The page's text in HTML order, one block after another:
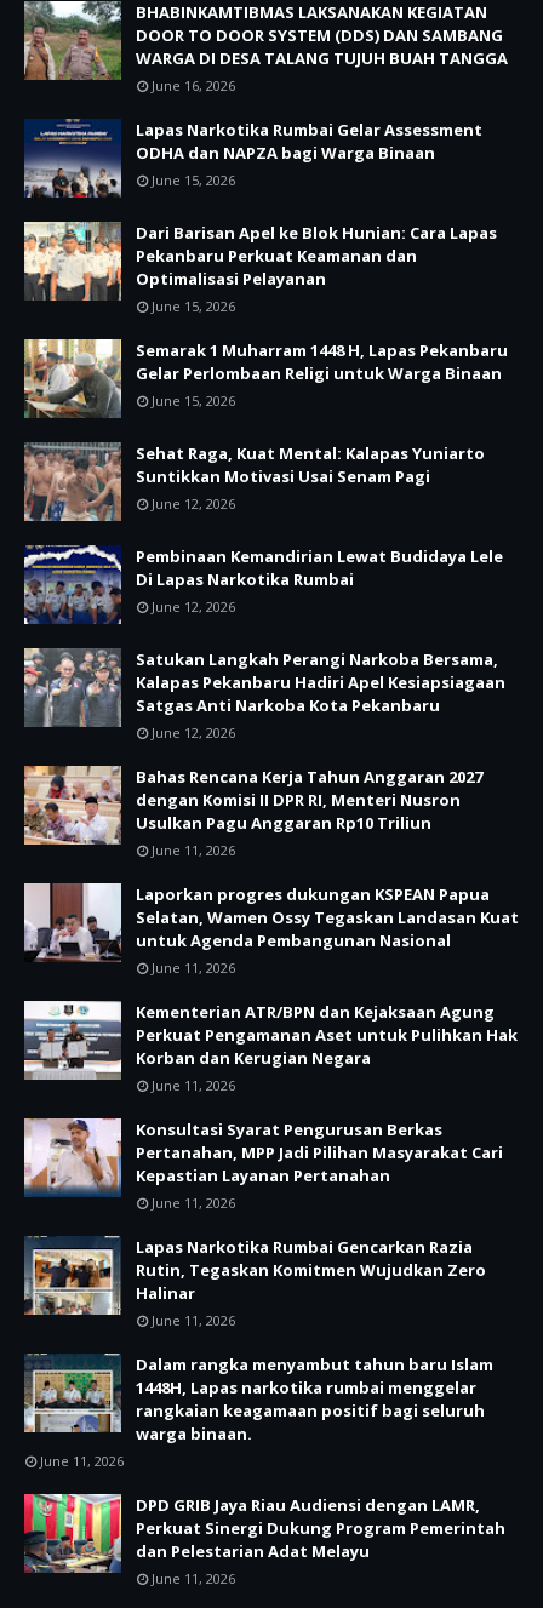
BHABINKAMTIBMAS LAKSANAKAN KEGIATAN
DOOR TO DOOR SYSTEM (DDS) DAN SAMBANG
WARGA DI DESA TALANG TUJUH BUAH TANGGA
June 16, 2026
Lapas Narkotika Rumbai Gelar Assessment
ODHA dan NAPZA bagi Warga Binaan
June 15, 2026
Dari Barisan Apel ke Blok Hunian: Cara Lapas
Pekanbaru Perkuat Keamanan dan
Optimalisasi Pelayanan
June 15, 2026
Semarak 1 Muharram 1448 H, Lapas Pekanbaru
Gelar Perlombaan Religi untuk Warga Binaan
June 15, 2026
Sehat Raga, Kuat Mental: Kalapas Yuniarto
Suntikkan Motivasi Usai Senam Pagi
June 12, 2026
Pembinaan Kemandirian Lewat Budidaya Lele
Di Lapas Narkotika Rumbai
June 12, 2026
Satukan Langkah Perangi Narkoba Bersama,
Kalapas Pekanbaru Hadiri Apel Kesiapsiagaan
Satgas Anti Narkoba Kota Pekanbaru
June 12, 2026
Bahas Rencana Kerja Tahun Anggaran 2027
dengan Komisi II DPR RI, Menteri Nusron
Usulkan Pagu Anggaran Rp10 Triliun
June 11, 2026
Laporkan progres dukungan KSPEAN Papua
Selatan, Wamen Ossy Tegaskan Landasan Kuat
untuk Agenda Pembangunan Nasional
June 11, 2026
Kementerian ATR/BPN dan Kejaksaan Agung
Perkuat Pengamanan Aset untuk Pulihkan Hak
Korban dan Kerugian Negara
June 11, 2026
Konsultasi Syarat Pengurusan Berkas
Pertanahan, MPP Jadi Pilihan Masyarakat Cari
Kepastian Layanan Pertanahan
June 11, 2026
Lapas Narkotika Rumbai Gencarkan Razia
Rutin, Tegaskan Komitmen Wujudkan Zero
Halinar
June 11, 2026
Dalam rangka menyambut tahun baru Islam
1448H, Lapas narkotika rumbai menggelar
rangkaian keagamaan positif bagi seluruh
warga binaan.
June 11, 2026
DPD GRIB Jaya Riau Audiensi dengan LAMR,
Perkuat Sinergi Dukung Program Pemerintah
dan Pelestarian Adat Melayu
June 11, 2026